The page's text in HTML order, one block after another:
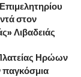
στον
Λιβαδειάς
Ηρώων
παγκόσμια